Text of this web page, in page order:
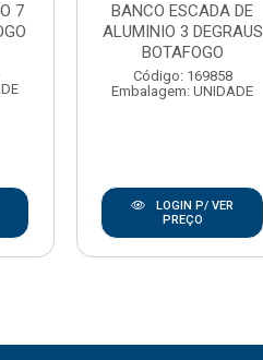
7
BANCO ESCADA DE
ALUMINIO 3 DEGRAUS
BOTAFOGO
Código: 169858
Embalagem: UNIDADE
LOGIN P/ VER
PREÇO